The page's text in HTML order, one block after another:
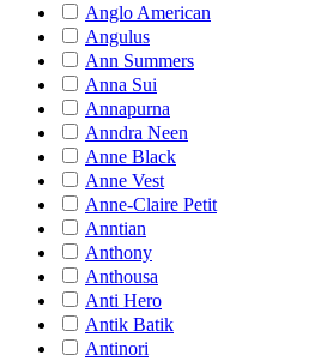
Anglo American
Angulus
Ann Summers
Anna Sui
Annapurna
Anndra Neen
Anne Black
Anne Vest
Anne-Claire Petit
Anntian
Anthony
Anthousa
Anti Hero
Antik Batik
Antinori